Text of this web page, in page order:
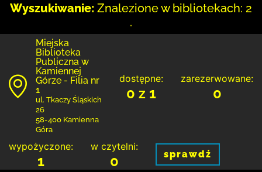
Wyszukiwanie: Znalezione w bibliotekach: 2
.
Miejska
Biblioteka
Publiczna w
Kamiennej
Górze - Filia nr
1
ul. Tkaczy Śląskich
26
58-400 Kamienna
Góra
dostępne:
0 z 1
zarezerwowane:
0
wypożyczone:
1
w czytelni:
0 sprawdź